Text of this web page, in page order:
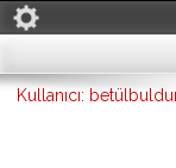
Kullanıcı: